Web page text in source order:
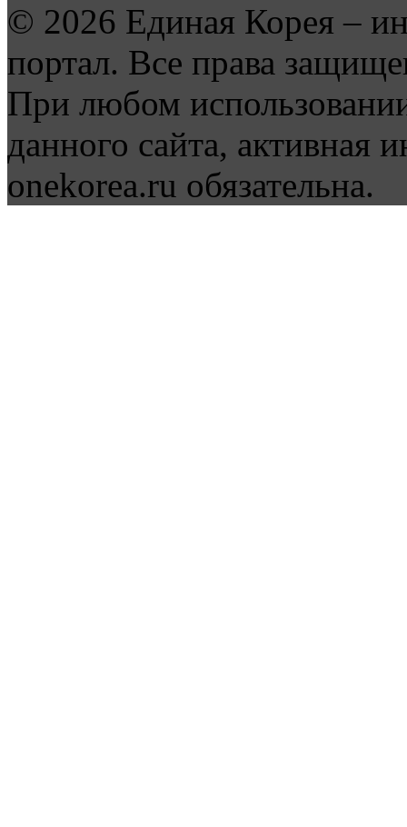
© 2026 Единая Корея –
портал. Все права
При любом
данного сайта, активная
onekorea.ru обязательна.